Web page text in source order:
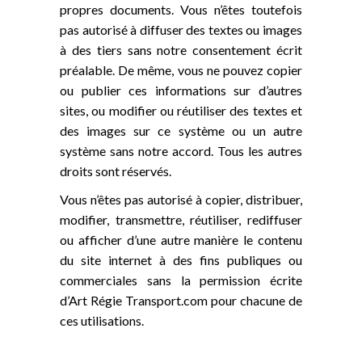
propres documents. Vous n’êtes toutefois
pas autorisé à diffuser des textes ou images
à des tiers sans notre consentement écrit
préalable. De même, vous ne pouvez copier
ou publier ces informations sur d’autres
sites, ou modifier ou réutiliser des textes et
des images sur ce système ou un autre
système sans notre accord. Tous les autres
droits sont réservés.
Vous n’êtes pas autorisé à copier, distribuer,
modifier, transmettre, réutiliser, rediffuser
ou afficher d’une autre manière le contenu
du site internet à des fins publiques ou
commerciales sans la permission écrite
d’Art Régie Transport.com pour chacune de
ces utilisations.